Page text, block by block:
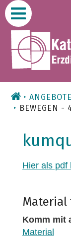
Zum
Inhalt
ANGEBOTE
BEWEGEN -
Hier als pdf
Material
Komm mit
Material